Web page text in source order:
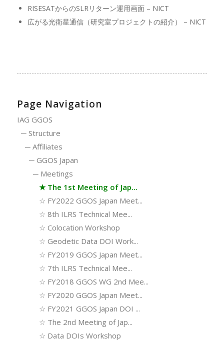
RISESATからのSLRリターン運用画面 – NICT
広がる光衛星通信（研究室プロジェクトの紹介） – NICT
Page Navigation
IAG GGOS
─ Structure
─ Affiliates
─ GGOS Japan
─ Meetings
★ The 1st Meeting of Jap...
☆ FY2022 GGOS Japan Meet...
☆ 8th ILRS Technical Mee...
☆ Colocation Workshop
☆ Geodetic Data DOI Work...
☆ FY2019 GGOS Japan Meet...
☆ 7th ILRS Technical Mee...
☆ FY2018 GGOS WG 2nd Mee...
☆ FY2020 GGOS Japan Meet...
☆ FY2021 GGOS Japan DOI ...
☆ The 2nd Meeting of Jap...
☆ Data DOIs Workshop